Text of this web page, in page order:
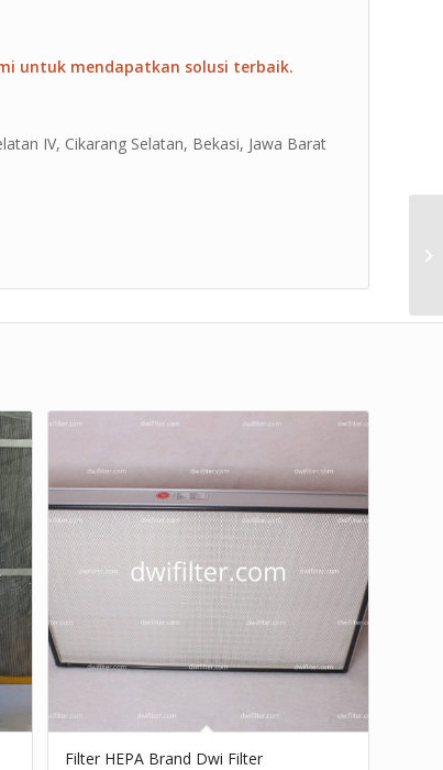
untuk mendapatkan solusi terbaik.
IV, Cikarang Selatan, Bekasi, Jawa Barat
Filter HEPA Brand Dwi Filter